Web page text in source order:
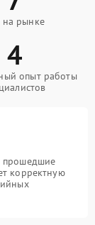
на рынке
4
опыт работы
прошедшие
корректную